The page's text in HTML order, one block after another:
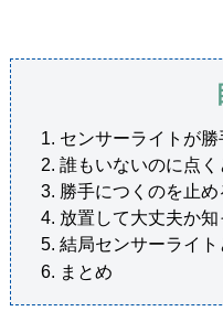
センサーライトが
誰もいないのに点
勝手につくのを止
放置して大丈夫か
結局センサーライ
まとめ